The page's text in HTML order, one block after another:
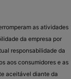
as atividades
da empresa por
responsabilidade da
aos consumidores e as
aceitável diante da